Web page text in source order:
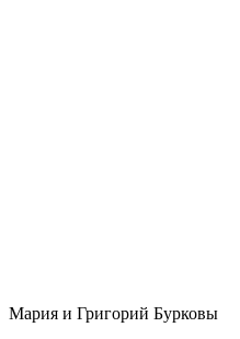
Мария и Григорий Бурковы